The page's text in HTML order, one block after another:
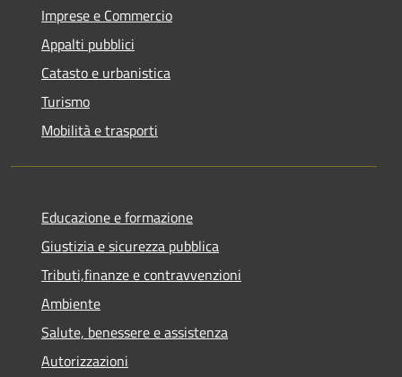
Imprese e Commercio
Appalti pubblici
Catasto e urbanistica
Turismo
Mobilità e trasporti
Educazione e formazione
Giustizia e sicurezza pubblica
Tributi,finanze e contravvenzioni
Ambiente
Salute, benessere e assistenza
Autorizzazioni